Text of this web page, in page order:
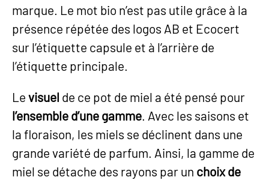
marque. Le mot bio n’est pas utile grâce à la
présence répétée des logos AB et Ecocert
sur l’étiquette capsule et à l’arrière de
l’étiquette principale.
Le visuel de ce pot de miel a été pensé pour
l’ensemble d’une gamme. Avec les saisons et
la floraison, les miels se déclinent dans une
grande variété de parfum. Ainsi, la gamme de
miel se détache des rayons par un choix de